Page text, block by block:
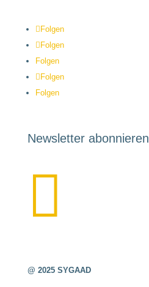
Folgen
Folgen
Folgen
Folgen
Folgen
Newsletter abonnieren

@ 2025 SYGAAD